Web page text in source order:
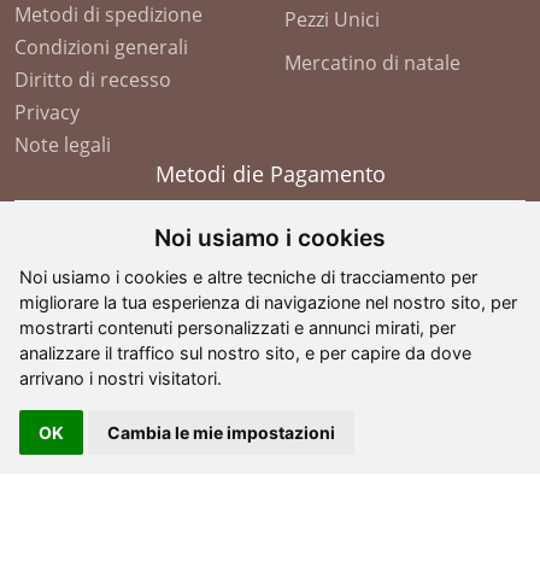
Noi usiamo i cookies
Noi usiamo i cookies e altre tecniche di tracciamento per
migliorare la tua esperienza di navigazione nel nostro sito, per
mostrarti contenuti personalizzati e annunci mirati, per
analizzare il traffico sul nostro sito, e per capire da dove
arrivano i nostri visitatori.
OK Cambia le mie impostazioni
Metodi di spedizione
Condizioni generali
Diritto di recesso
Privacy
Note legali
Pezzi Unici
Mercatino di natale
Metodi die Pagamento